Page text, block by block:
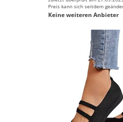
Preis kann sich seitdem
Keine weiteren Anbieter